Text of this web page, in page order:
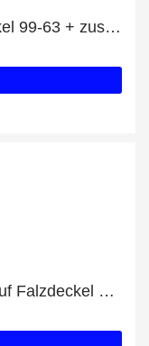
Rabatt für Wurstdosen mit Deckel 99-63 + zusätzlicher 24%-Rabattgutschein
Profitieren Sie von 6% Rabatt auf Falzdeckel 99mm SRP plus 6% Rabatt